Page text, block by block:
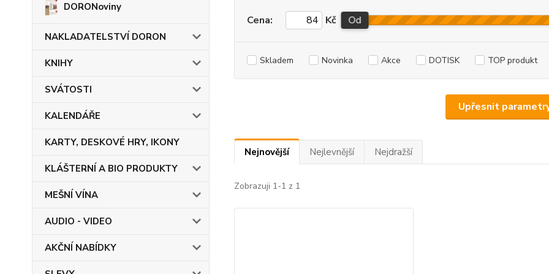
DORONoviny
NAKLADATELSTVÍ DORON
KNIHY
SVÁTOSTI
KALENDÁŘE
KARTY, DESKOVÉ HRY, IKONY
KLÁŠTERNÍ A BIO PRODUKTY
MEŠNÍ VÍNA
AUDIO - VIDEO
AKČNÍ NABÍDKY
Upřesnit
Cena: Kč Od
Skladem Novinka Akce DOTISK TOP produkt
Nejnovější Nejlevnější Nejdražší
Zobrazuji 1-1 z 1